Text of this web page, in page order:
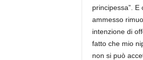
principessa”.
ammesso
intenzione di
fatto che mio
non si può